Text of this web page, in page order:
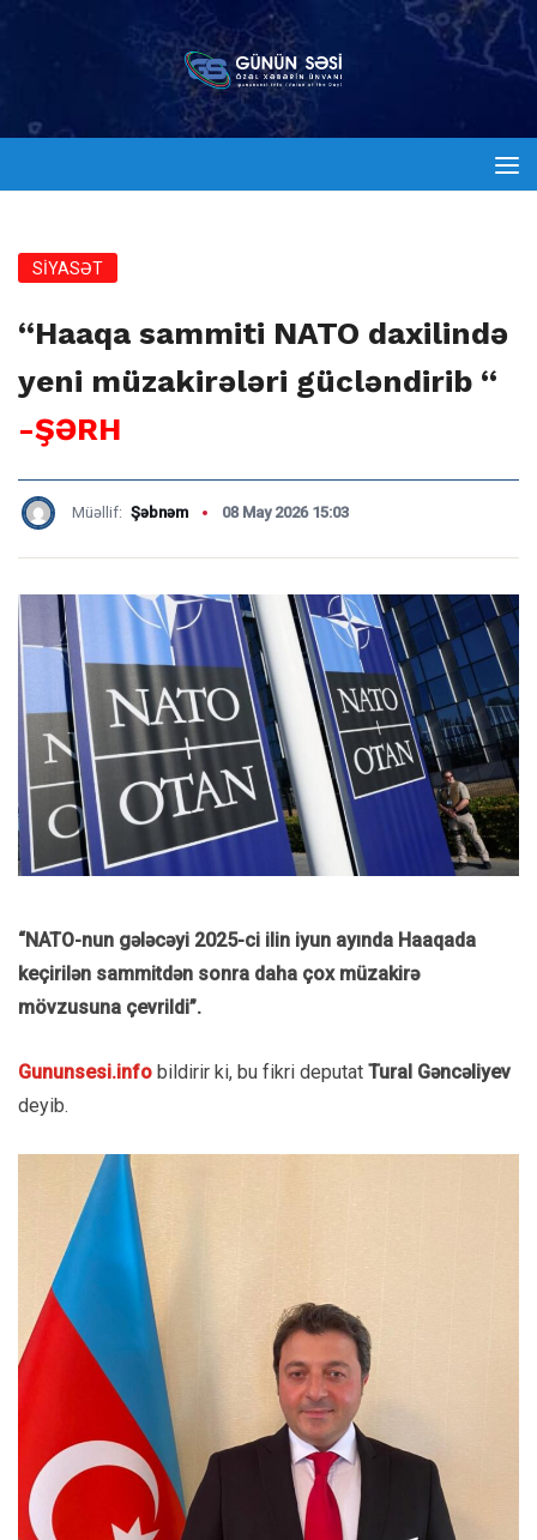
SİYASƏT
“Haaqa sammiti NATO daxilində
yeni müzakirələri gücləndirib “
-ŞƏRH
Müəllif: Şəbnəm 08 May 2026 15:03
“NATO-nun gələcəyi 2025-ci ilin iyun ayında Haaqada
keçirilən sammitdən sonra daha çox müzakirə
mövzusuna çevrildi”.
Gununsesi.info bildirir ki, bu fikri deputat Tural Gəncəliyev
deyib.